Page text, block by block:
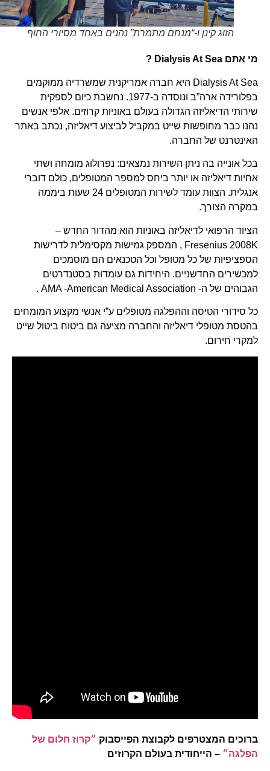
הזוג קינן ו-“מנחם מתמרת” נהנים באחד מסיורי החוף
מי אתםDialysis At Sea
?
Dialysis At Sea היא חברה אמריקנית שמשרדיה ממוקמים
בפלורידה ארה”ב ונוסדה ב-1977. נחשבת כיום לספקית
שירותי הדיאליזה הגדולה בעולם באוניות קרוזים. אלפי אנשים
נהנו כבר מחופשות שייט במקביל לביצוע דיאליזה, נכתב באתר
האינטרנט של החברה.
בכל אונייה בה ניתן השירות נמצאים: נפרולוג מומחה ושתי
אחיות דיאליזה או יותר ביחס למספר המטופלים, כולם דוברי
אנגלית. הצוות עומד לשירות המטופלים 24 שעות ביממה
במקרה הצורך.
הציוד הרפואי לדיאליזה באוניות הוא מהדור החדש –
Fresenius 2008K , המספק גמישות מקסימלית לדרישות
הספציפיות של כל מטופל וכל הטכנאים הם מוסמכים
למכשירים החדשניים. היחידות גם עומדות בסטנדרטים
הגבוהים של ה- AMA -American Medical Association .
כל סידורי הטיסה וההפלגה מטופלים ע”י אנשי מקצוע המומחים
בהטסת מטופלי דיאליזה והחברה מציעה גם ביטוח ביטול שייט
למקרי חירום.
ברוכים המצטרפים לקבוצת הפייסבוק״קרוז חלום של
הפלגה״– הייחודית בעולם הקרוזים